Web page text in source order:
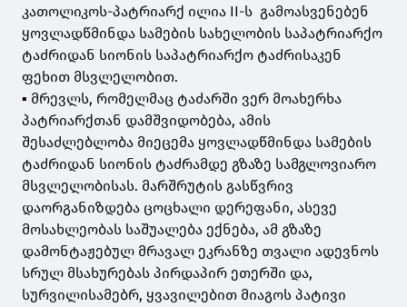
კათოლიკოს-პატრიარქ ილია II-ს გამოასვენებენ
ყოვლადწმინდა სამების სახელობის საპატრიარქო
ტაძრიდან სიონის საპატრიარქო ტაძრისაკენ
ფეხით მსვლელობით.
▪️ მრევლს, რომელმაც ტაძარში ვერ მოახერხა
პატრიარქთან დამშვიდობება, ამის
შესაძლებლობა მიეცემა ყოვლადწმინდა სამების
ტაძრიდან სიონის ტაძრამდე გზაზე სამგლოვიარო
მსვლელობისას. მარშრუტის გასწვრივ
დაორგანიზდება ცოცხალი დერეფანი, ასევე
მოსახლეობას საშუალება ექნება, ამ გზაზე
დამონტაჟებულ მრავალ ეკრანზე თვალი ადევნოს
სრულ მსახურებას პირდაპირ ეთერში და,
სურვილისამებრ, ყვავილებით მიაგოს პატივი